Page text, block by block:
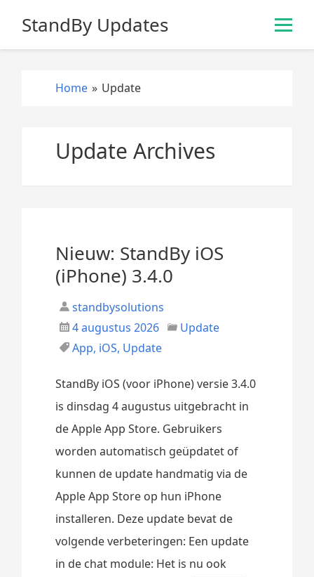
StandBy Updates
Home » Update
Update Archives
Nieuw: StandBy iOS
(iPhone) 3.4.0
standbysolutions
4 augustus 2026
Update
App, iOS, Update
StandBy iOS (voor iPhone) versie 3.4.0
is dinsdag 4 augustus uitgebracht in
de Apple App Store. Gebruikers
worden automatisch geüpdatet of
kunnen de update handmatig via de
Apple App Store op hun iPhone
installeren. Deze update bevat de
volgende verbeteringen: Een update
in de chat module: Het is nu ook